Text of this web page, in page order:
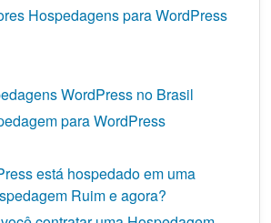
Hospedagens para WordPress
WordPress no Brasil
para WordPress
está hospedado em uma
Ruim e agora?